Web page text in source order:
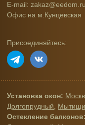
E-mail: zakaz@eedom.ru
Офис на м.Кунцевская
Присоединяйтесь:
Установка окон:
Долгопрудный
Мытищи
Остекление балконов: